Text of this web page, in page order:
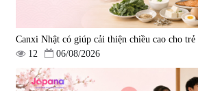
Viên uống bổ gan Ribeto Shoji
Hepaclean 60 viên
Viên
vị đĩa
Canxi Nhật có giúp cải thiện chiều cao cho trẻ
12
06/08/2026